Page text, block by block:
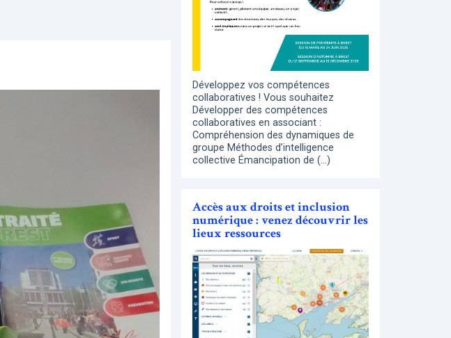
Développez vos compétences
collaboratives ! Vous souhaitez
Développer des compétences
collaboratives en associant :
Compréhension des dynamiques de
groupe Méthodes d’intelligence
collective Émancipation de (…)
Accès aux droits et inclusion
numérique : venez découvrir les
lieux ressources